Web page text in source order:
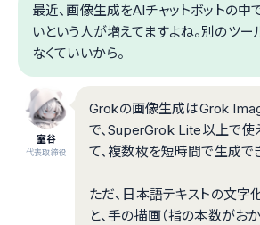
最近、画像生成をAIチャットボットの中
いという人が増えてますよね。別のツー
なくていいから。
室谷
代表取締役
Grokの画像生成はGrok
で、SuperGrok Lite以上で使
て、複数枚を短時間で生成で
ただ、日本語テキストの文字
と、手の描画（指の本数がお